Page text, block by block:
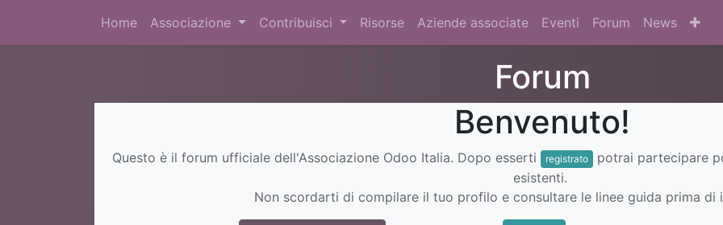
Home Associazione Contribuisci Risorse Aziende associate Eventi Forum News
Forum
Benvenuto!
Questo è il forum ufficiale dell'Associazione Odoo Italia. Dopo esserti registrato
potrai partecipare
esistenti.
Non scordarti di compilare il tuo profilo e consultare le linee guida prima di